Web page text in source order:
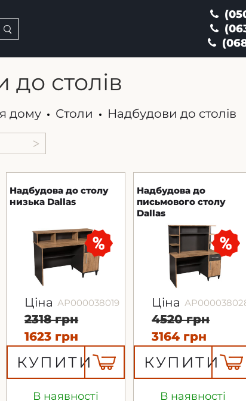
до столів
дому Столи Надбудови до столів
В наявності
Надбудова до столу
низька Dallas
Ціна АР000038019
2318 грн
1623 грн
КУПИТИ
В наявності
Надбудова до
письмового столу
Dallas
Ціна
4520 грн
3164 грн
КУПИТИ